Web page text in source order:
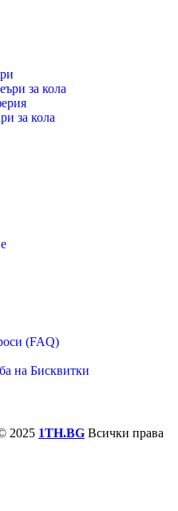
за кола
за кола
(FAQ)
на Бисквитки
2025 1TH.BG Всички права